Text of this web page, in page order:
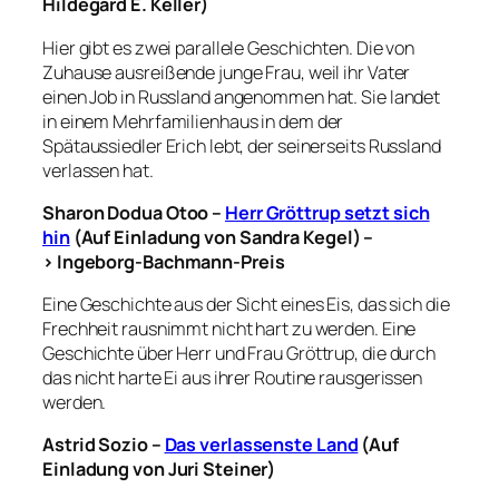
Hildegard E. Keller)
Hier gibt es zwei parallele Geschichten. Die von
Zuhause ausreißende junge Frau, weil ihr Vater
einen Job in Russland angenommen hat. Sie landet
in einem Mehrfamilienhaus in dem der
Spätaussiedler Erich lebt, der seinerseits Russland
verlassen hat.
Sharon Dodua Otoo – Herr Gröttrup setzt sich
hin(Auf Einladung von Sandra Kegel) –
> Ingeborg-Bachmann-Preis
Eine Geschichte aus der Sicht eines Eis, das sich die
Frechheit rausnimmt nicht hart zu werden. Eine
Geschichte über Herr und Frau Gröttrup, die durch
das nicht harte Ei aus ihrer Routine rausgerissen
werden.
Astrid Sozio – Das verlassenste Land (Auf
Einladung von Juri Steiner)